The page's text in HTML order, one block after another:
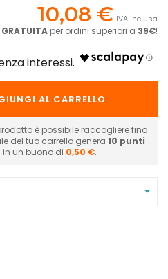
10,08 € IVA inclusa
GRATUITA per ordini superiori a 39€!
AL CARRELLO
è possibile raccogliere fino
del tuo carrello genera 10 punti
in un buono di 0,50 €.